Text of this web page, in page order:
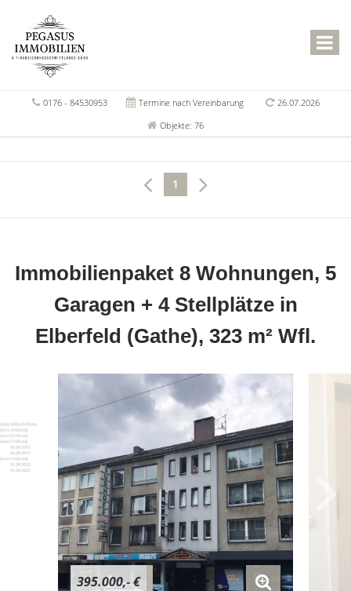
0176 - 84530953 Termine nach Vereinbarung
26.07.2026
Objekte: 76
1
Immobilienpaket 8 Wohnungen, 5
Garagen + 4 Stellplätze in
Elberfeld (Gathe), 323 m² Wfl.
395.000,- €